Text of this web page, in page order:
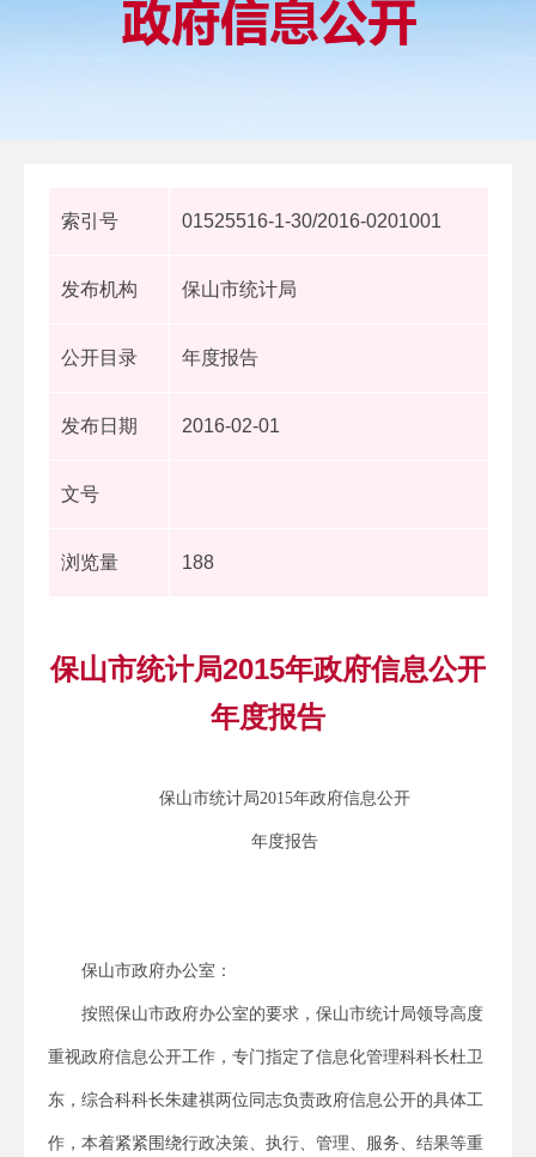
索引号 01525516-1-30/2016-0201001
发布机构 保山市统计局
公开目录 年度报告
发布日期 2016-02-01
文号
浏览量 188
保山市统计局2015年政府信息公开
年度报告
保山市统计局2015年政府信息公开
年度报告
保山市政府办公室：
按照保山市政府办公室的要求，保山市统计局领导高度
重视政府信息公开工作，专门指定了信息化管理科科长杜卫
东，综合科科长朱建祺两位同志负责政府信息公开的具体工
作，本着紧紧围绕行政决策、执行、管理、服务、结果等重